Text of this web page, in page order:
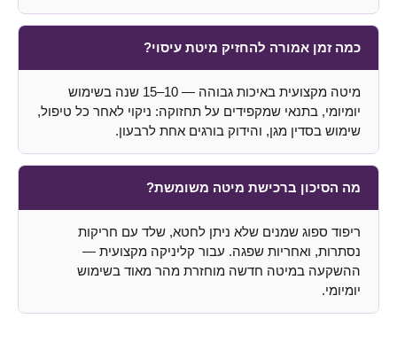
כמה זמן אמורה להחזיק מיטת עיסוי?
מיטה מקצועית באיכות גבוהה — 10–15 שנה בשימוש
יומיומי, בתנאי שמקפידים על תחזוקה: ניקוי לאחר כל טיפול,
שימוש בסדין מגן, והידוק בורגים אחת לרבעון.
מה הסיכון ברכישת מיטה משומשת?
ריפוד ספוג שמנים שלא ניתן לחטא, שלד עם חריקות
נסתרות, ואחריות שפגה. עבור קליניקה מקצועית —
ההשקעה במיטה חדשה מוחזרת מהר מאוד בשימוש
יומיומי.